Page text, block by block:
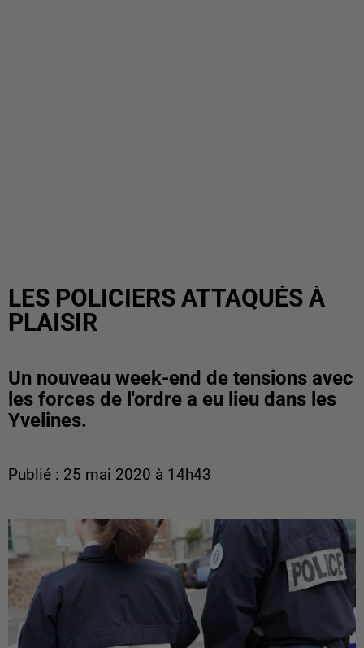
LES POLICIERS ATTAQUÉS À
PLAISIR
Un nouveau week-end de tensions avec
les forces de l'ordre a eu lieu dans les
Yvelines.
Publié : 25 mai 2020 à 14h43